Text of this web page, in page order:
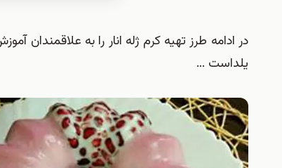
در ادامه طرز تهیه کرم ژله انار را به
یلداست …